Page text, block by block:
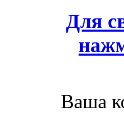
Для
Ваша